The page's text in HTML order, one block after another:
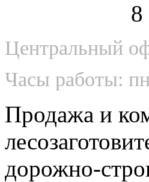
8
Центральный
Часы работы:
Продажа и
дорожно-